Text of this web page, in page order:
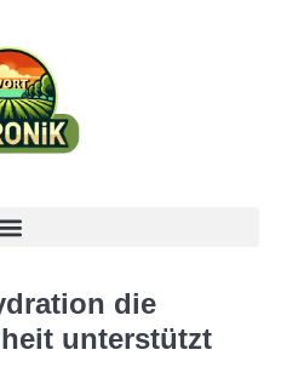
die
unterstützt